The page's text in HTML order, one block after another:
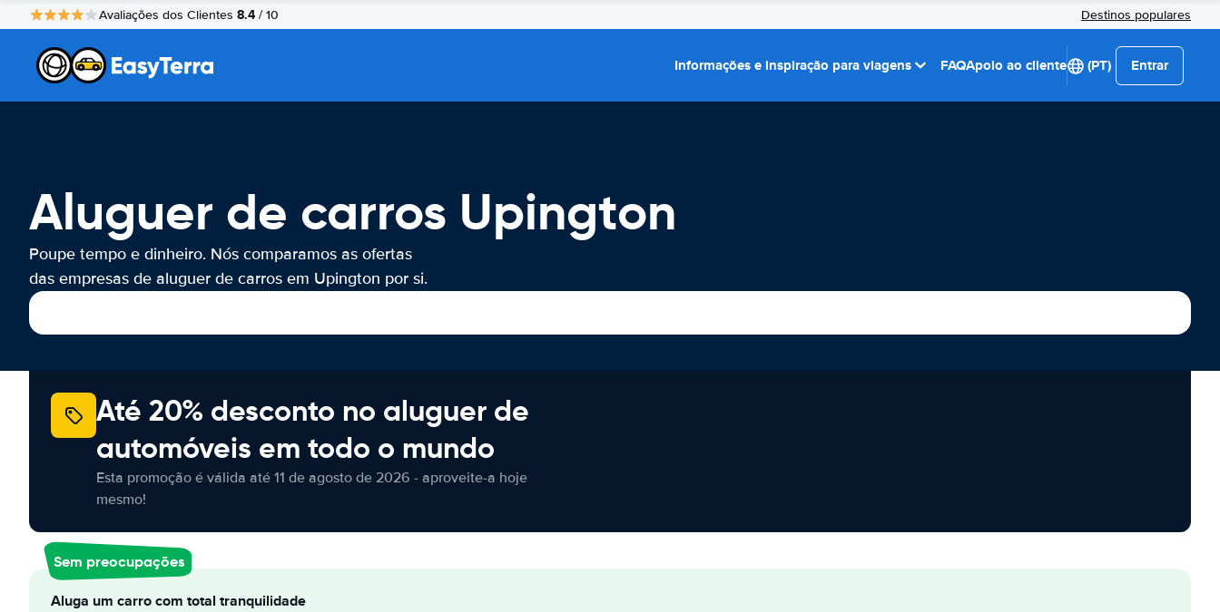
Avaliações dos Clientes 8.4 / 10 Destinos populares
Informações e inspiração para viagens FAQApoio ao cliente (PT) Entrar
Aluguer de carros Upington
Poupe tempo e dinheiro. Nós comparamos as ofertas
das empresas de aluguer de carros em Upington por si.
Até 20% desconto no aluguer de
automóveis em todo o mundo
Esta promoção é válida até 11 de agosto de 2026 - aproveite-a hoje
mesmo!
Sem preocupações
Aluga um carro com total tranquilidade